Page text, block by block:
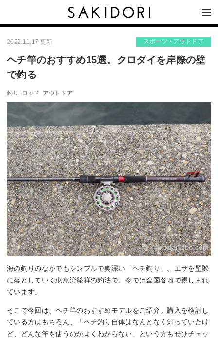
2022.11.17 更新 スポーツ・アウトドア
ヘチ竿のおすすめ15選。クロダイを岸際の壁
で釣る
釣り ロッド アウトドア
By:kurodaikobo.com
海の釣りのなかでもシンプルで奥深い「ヘチ釣り」。エサを壁際
に落としていく東京湾発祥の釣法で、今では全国各地で親しまれ
ています。
そこで今回は、ヘチ竿のおすすめモデルをご紹介。購入を検討し
ている方はもちろん、「ヘチ釣り自体はなんとなく知っていたけ
ど、どんな竿を使うのかよくわからない」という方もぜひチェッ